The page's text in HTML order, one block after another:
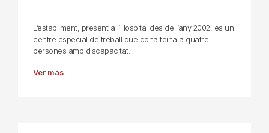
L’establiment, present a l’Hospital des de l’any 2002, és un
centre especial de treball que dona feina a quatre
persones amb discapacitat.
Ver más